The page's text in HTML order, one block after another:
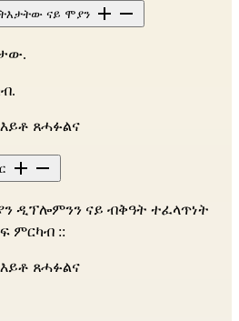
ናይ ሞያን
ጸሓፉልና
ዲፕሎምንን ናይ ብቅዓት ተፈላጥነት
ምርካብ ::
ጸሓፉልና